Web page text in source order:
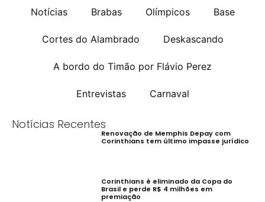
Notícias Brabas Olímpicos Base
Cortes do Alambrado Deskascando
A bordo do Timão por Flávio Perez
Entrevistas Carnaval
Notícias Recentes
Renovação de Memphis Depay com
Corinthians tem último impasse jurídico
Corinthians é eliminado da Copa do
Brasil e perde R$ 4 milhões em
premiação